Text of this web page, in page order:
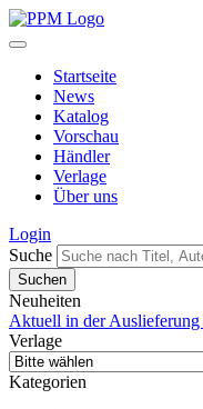
Startseite
News
Katalog
Vorschau
Händler
Verlage
Über uns
Login
Suche
Neuheiten
Aktuell in der Auslieferung
Verlage
Kategorien